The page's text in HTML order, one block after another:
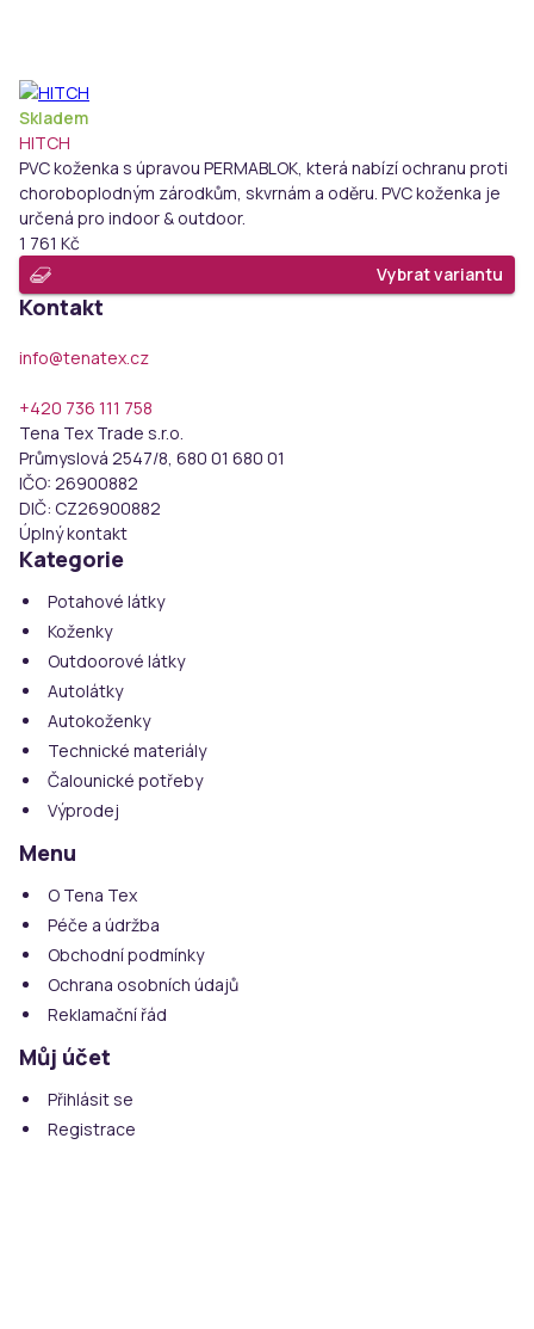
Skladem
HITCH
PVC koženka s úpravou PERMABLOK, která nabízí ochranu proti
choroboplodným zárodkům, skvrnám a oděru. PVC koženka je
určená pro indoor & outdoor.
1 761 Kč
Vybrat variantu
Kontakt
info@tenatex.cz
+420 736 111 758
Tena Tex Trade s.r.o.
Průmyslová 2547/8, 680 01 680 01
IČO: 26900882
DIČ: CZ26900882
Úplný kontakt
Kategorie
Potahové látky
Koženky
Outdoorové látky
Autolátky
Autokoženky
Technické materiály
Čalounické potřeby
Výprodej
Menu
O Tena Tex
Péče a údržba
Obchodní podmínky
Ochrana osobních údajů
Reklamační řád
Můj účet
Přihlásit se
Registrace